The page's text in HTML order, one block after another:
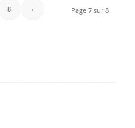
Page 7 sur 8
8 ›